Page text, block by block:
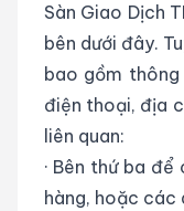
Sàn Giao Dịch
bên dưới đây.
bao gồm
điện thoại, địa
liên quan:
· Bên thứ ba để
hàng, hoặc các